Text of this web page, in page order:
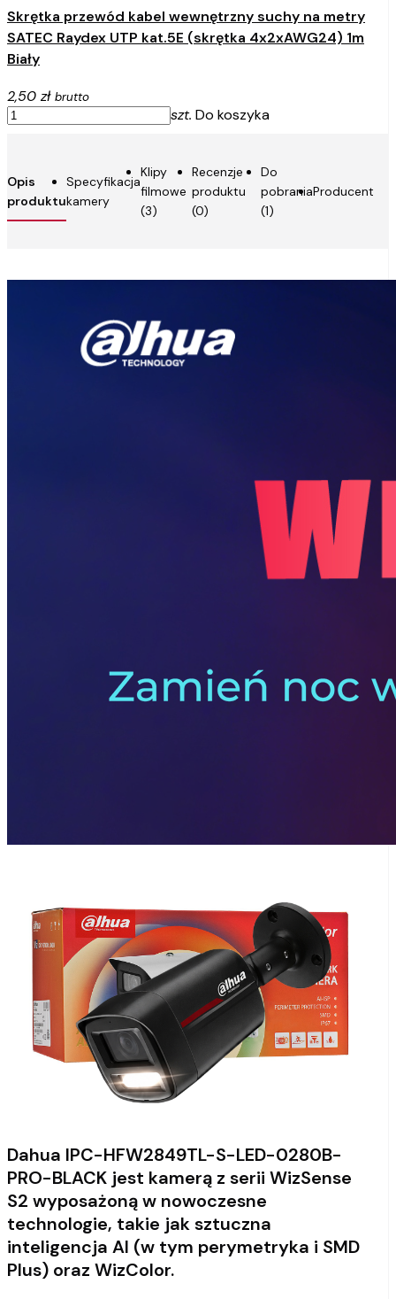
Skrętka przewód kabel wewnętrzny suchy na metry
SATEC Raydex UTP kat.5E (skrętka 4x2xAWG24) 1m
Biały
2,50 zł brutto
szt. Do koszyka
Opis
produktu
Do
pobrania
(1)
Specyfikacja
kamery
Producent
Klipy
filmowe
(3)
Recenzje
produktu
(0)
Dahua IPC-HFW2849TL-S-LED-0280B-
PRO-BLACK jest kamerą z serii WizSense
S2 wyposażoną w nowoczesne
technologie, takie jak sztuczna
inteligencja AI (w tym perymetryka i SMD
Plus) oraz WizColor.